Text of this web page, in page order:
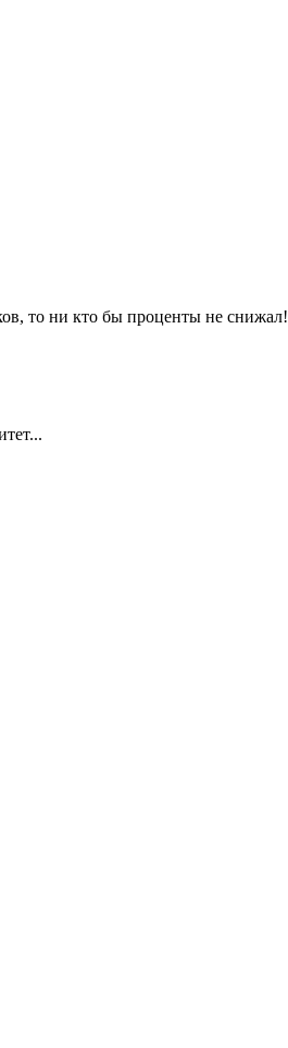
то ни кто бы проценты не снижал!